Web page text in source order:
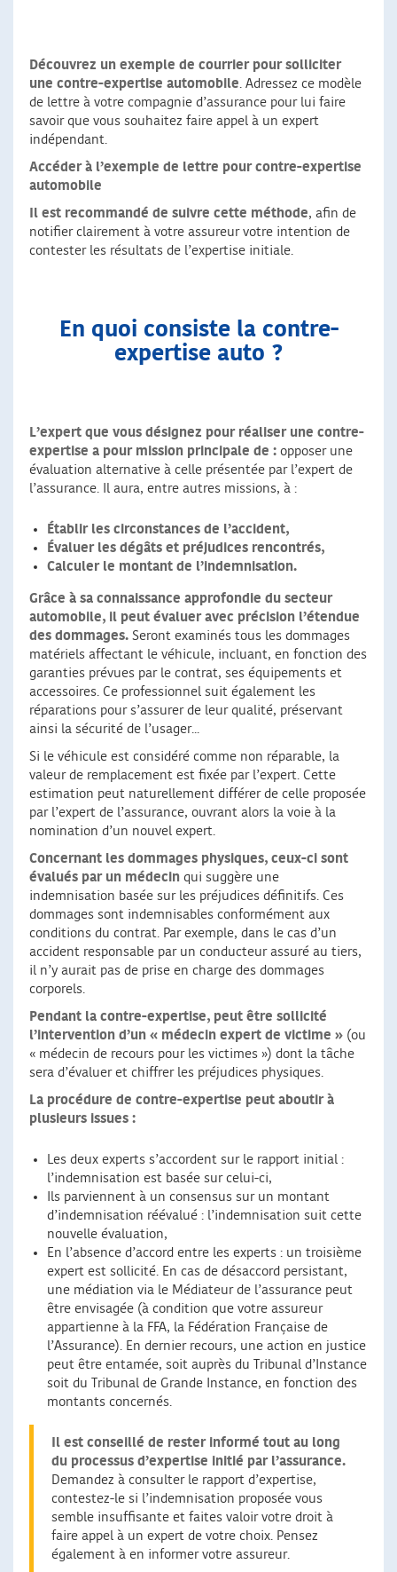
Découvrez un exemple de courrier pour solliciter
une contre-expertise automobile. Adressez ce modèle
de lettre à votre compagnie d’assurance pour lui faire
savoir que vous souhaitez faire appel à un expert
indépendant.
Accéder à l’exemple de lettre pour contre-expertise
automobile
Il est recommandé de suivre cette méthode, afin de
notifier clairement à votre assureur votre intention de
contester les résultats de l’expertise initiale.
En quoi consiste la contre-
expertise auto ?
L’expert que vous désignez pour réaliser une contre-
expertise a pour mission principale de : opposer une
évaluation alternative à celle présentée par l’expert de
l’assurance. Il aura, entre autres missions, à :
Établir les circonstances de l’accident,
Évaluer les dégâts et préjudices rencontrés,
Calculer le montant de l’indemnisation.
Grâce à sa connaissance approfondie du secteur
automobile, il peut évaluer avec précision l’étendue
des dommages. Seront examinés tous les dommages
matériels affectant le véhicule, incluant, en fonction des
garanties prévues par le contrat, ses équipements et
accessoires. Ce professionnel suit également les
réparations pour s’assurer de leur qualité, préservant
ainsi la sécurité de l’usager...
Si le véhicule est considéré comme non réparable, la
valeur de remplacement est fixée par l’expert. Cette
estimation peut naturellement différer de celle proposée
par l’expert de l’assurance, ouvrant alors la voie à la
nomination d’un nouvel expert.
Concernant les dommages physiques, ceux-ci sont
évalués par un médecin qui suggère une
indemnisation basée sur les préjudices définitifs. Ces
dommages sont indemnisables conformément aux
conditions du contrat. Par exemple, dans le cas d’un
accident responsable par un conducteur assuré au tiers,
il n’y aurait pas de prise en charge des dommages
corporels.
Pendant la contre-expertise, peut être sollicité
l’intervention d’un « médecin expert de victime » (ou
« médecin de recours pour les victimes ») dont la tâche
sera d’évaluer et chiffrer les préjudices physiques.
La procédure de contre-expertise peut aboutir à
plusieurs issues :
Les deux experts s’accordent sur le rapport initial :
l’indemnisation est basée sur celui-ci,
Ils parviennent à un consensus sur un montant
d’indemnisation réévalué : l’indemnisation suit cette
nouvelle évaluation,
En l’absence d’accord entre les experts : un troisième
expert est sollicité. En cas de désaccord persistant,
une médiation via le Médiateur de l’assurance peut
être envisagée (à condition que votre assureur
appartienne à la FFA, la Fédération Française de
l’Assurance). En dernier recours, une action en justice
peut être entamée, soit auprès du Tribunal d’Instance
soit du Tribunal de Grande Instance, en fonction des
montants concernés.
Il est conseillé de rester informé tout au long
du processus d’expertise initié par l’assurance.
Demandez à consulter le rapport d’expertise,
contestez-le si l’indemnisation proposée vous
semble insuffisante et faites valoir votre droit à
faire appel à un expert de votre choix. Pensez
également à en informer votre assureur.